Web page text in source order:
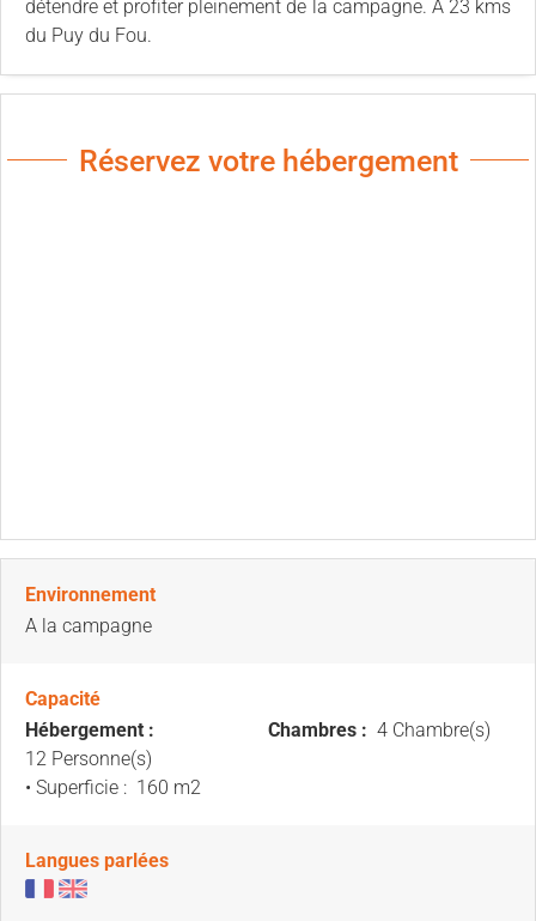
détendre et profiter pleinement de la campagne. A 23 kms
du Puy du Fou.
Réservez votre hébergement
Environnement
A la campagne
Capacité
Hébergement :
12 Personne(s)
• Superficie : 160 m2
Chambres : 4 Chambre(s)
Langues parlées